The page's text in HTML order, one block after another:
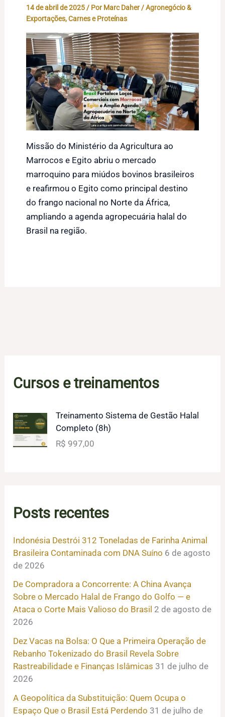
14 de abril de 2025 / Por Marc Daher /Agronegócio &
Exportações,Carnes e Proteínas
Missão do Ministério da Agricultura ao
Marrocos e Egito abriu o mercado
marroquino para miúdos bovinos brasileiros
e reafirmou o Egito como principal destino
do frango nacional no Norte da África,
ampliando a agenda agropecuária halal do
Brasil na região.
Cursos e treinamentos
Treinamento Sistema de Gestão Halal
Completo (8h)
R$ 997,00
Posts recentes
Indonésia Destrói 312 Toneladas de Farinha Animal
Brasileira Contaminada com DNA Suíno 6 de agosto
de 2026
De Compradora a Concorrente: A China Avança
Sobre o Mercado Halal de Frango do Golfo — e
Ataca o Corte Mais Valioso do Brasil 2 de agosto de
2026
Dez Vacas na Bolsa: O Que a Primeira Operação de
Rebanho Tokenizado do Brasil Revela Sobre
Rastreabilidade e Finanças Islâmicas 31 de julho de
2026
A Geopolítica da Substituição: Quem Ocupa o
Espaço Que o Brasil Está Perdendo 31 de julho de